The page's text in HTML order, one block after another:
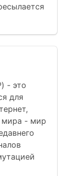
- это
для
мира - мир